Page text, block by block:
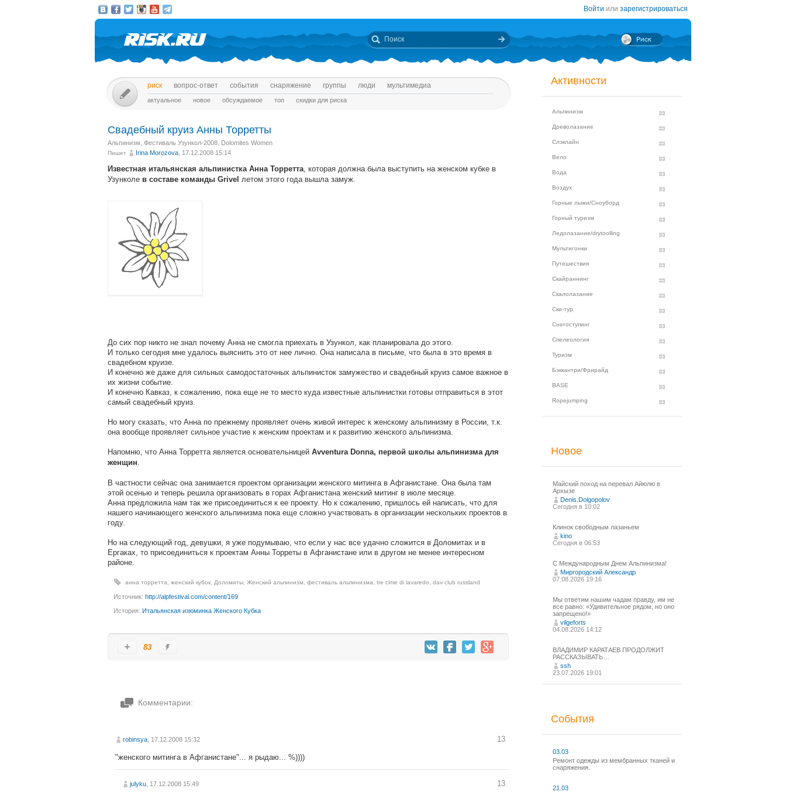
Войти или зарегистрироваться
риск вопрос-ответ события снаряжение группы люди мультимедиа
актуальное новое обсуждаемое топ скидки для риска
Свадебный круиз Анны Торретты
Альпинизм Фестиваль Узункол-2008 Dolomites Women
Пишет Irina Morozova , 17.12.2008 15:14
Известная итальянская альпинистка Анна Торретта, которая должна была выступить на женском кубке в
Узунколе в составе команды Grivel летом этого года вышла замуж.
До сих пор никто не знал почему Анна не смогла приехать в Узункол, как планировала до этого.
И только сегодня мне удалось выяснить это от нее лично. Она написала в письме, что была в это время в
свадебном круизе.
И конечно же даже для сильных самодостаточных альпинисток замужество и свадебный круиз самое важное в
их жизни событие.
И конечно Кавказ, к сожалению, пока еще не то место куда известные альпинистки готовы отправиться в этот
самый свадебный круиз.
Но могу сказать, что Анна по прежнему проявляет очень живой интерес к женскому альпинизму в России, т.к.
она вообще проявляет сильное участие к женским проектам и к развитию женского альпинизма.
Напомню, что Анна Торретта является основательницей Avventura Donna, первой школы альпинизма для
женщин.
В частности сейчас она занимается проектом организации женского митинга в Афганистане. Она была там
этой осенью и теперь решила организовать в горах Афганистана женский митинг в июле месяце.
Анна предложила нам так же присоединиться к ее проекту. Но к сожалению, пришлось ей написать, что для
нашего начинающего женского альпинизма пока еще сложно участвовать в организации нескольких проектов в
году.
Но на следующий год, девушки, я уже подумываю, что если у нас все удачно сложится в Доломитах и в
Ергаках, то присоединиться к проектам Анны Торреты в Афганистане или в другом не менее интересном
районе.
анна торретта женский кубок Доломиты Женский альпинизм фестиваль альпинизма tre cime di lavaredo dav club russland
Источник: http://alpfestival.com/content/169
История: Итальянская изюминка Женского Кубка
83
Комментарии:
robinsya , 17.12.2008 15:32 13
"женского митинга в Афганистане"... я рыдаю... %))))
julyku , 17.12.2008 15:49 13
Активности
Альпинизм
Древолазание
Слэклайн
Вело
Вода
Воздух
Горные лыжи/Сноуборд
Горный туризм
Ледолазание/drytoolling
Мультигонки
Путешествия
Скайраннинг
Скалолазание
Ски-тур
Снегоступинг
Спелеология
Туризм
Бэккантри/Фрирайд
BASE
Ropejumping
Новое
Майский поход на перевал Айюлю в
Архызе
Denis.Dolgopolov
Сегодня в 10:02
Клинок свободным лазаньем
kino
Сегодня в 06:53
С Международным Днем Альпинизма!⁠
Миргородский Александр
07.08.2026 19:16
Мы ответим нашим чадам правду, им не
все равно: «Удивительное рядом, но оно
запрещено!»
vilgeforts
04.08.2026 14:12
ВЛАДИМИР КАРАТАЕВ ПРОДОЛЖИТ
РАССКАЗЫВАТЬ…
ssh
23.07.2026 19:01
События
03.03
Ремонт одежды из мембранных тканей и
снаряжения.
21.03